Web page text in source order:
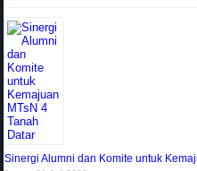
Sinergi Alumni dan Komite untuk